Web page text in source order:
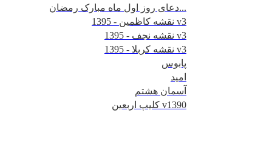
دعای روز اول ماه مبارک رمضان...
نقشه کاظمین - 1395 v3
نقشه نجف - 1395 v3
نقشه کربلا - 1395 v3
پابوس
امید
آسمان هشتم
کلیپ اربعین v1390